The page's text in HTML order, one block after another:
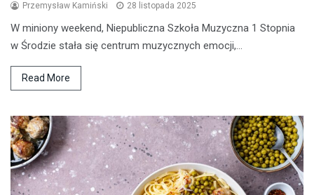
Przemysław Kamiński 28 listopada 2025
W miniony weekend, Niepubliczna Szkoła Muzyczna 1 Stopnia
w Środzie stała się centrum muzycznych emocji,…
Read More